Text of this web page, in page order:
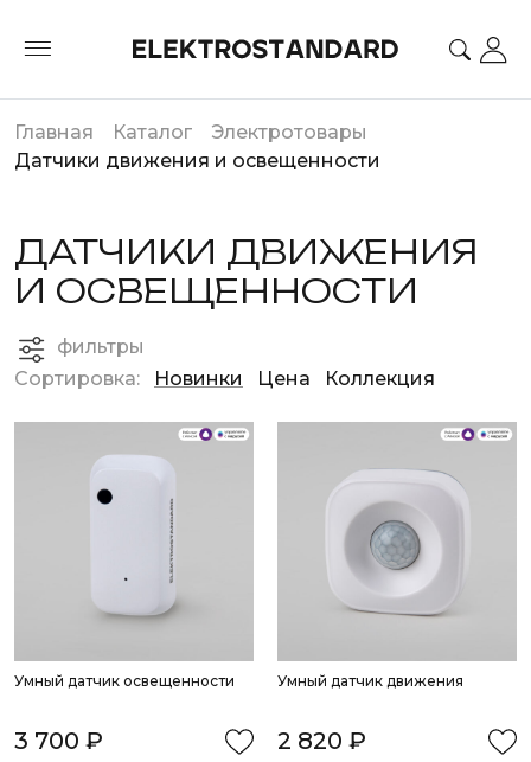
Главная Каталог
Электротовары
Датчики движения и освещенности
ДАТЧИКИ ДВИЖЕНИЯ
И ОСВЕЩЕННОСТИ
фильтры
Сортировка:
Новинки Цена Коллекция
Умный датчик освещенности
3 700 ₽
Умный датчик движения
2 820 ₽